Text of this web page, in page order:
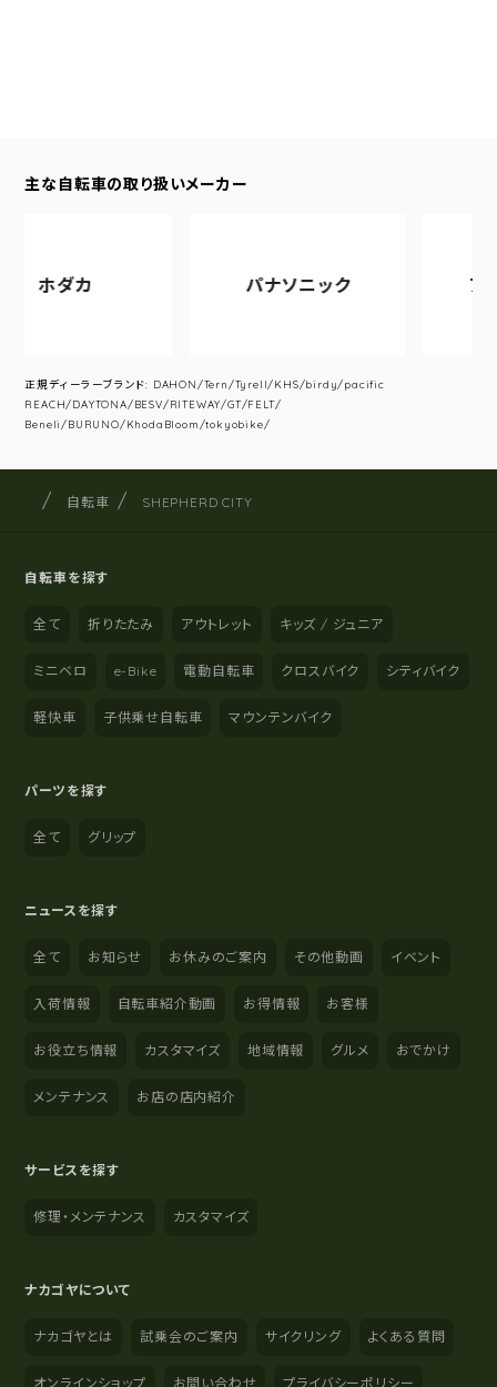
主な自転車の取り扱いメーカー
パナソニック アサヒサイ
正規ディーラーブランド: DAHON/Tern/Tyrell/KHS/birdy/pacific
REACH/DAYTONA/BESV/RITEWAY/GT/FELT/
Beneli/BURUNO/KhodaBloom/tokyobike/
サイト内の現在地
サイクルショップナカゴヤ
自転車 SHEPHERD CITY
自転車を探す
全て 折りたたみ アウトレット キッズ / ジュニア
ミニベロ e-Bike 電動自転車 クロスバイク シティバイク
軽快車 子供乗せ自転車 マウンテンバイク
パーツを探す
全て グリップ
ニュースを探す
全て お知らせ お休みのご案内 その他動画 イベント
入荷情報 自転車紹介動画 お得情報 お客様
お役立ち情報 カスタマイズ 地域情報 グルメ おでかけ
メンテナンス お店の店内紹介
サービスを探す
修理・メンテナンス カスタマイズ
ナカゴヤについて
ナカゴヤとは 試乗会のご案内 サイクリング よくある質問
オンラインショップ お問い合わせ プライバシーポリシー